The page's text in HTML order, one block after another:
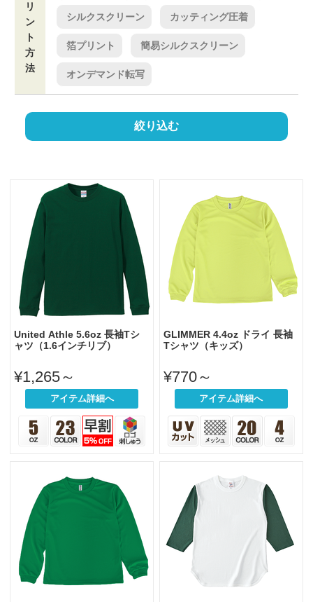
リ
ン
ト
方
法
シルクスクリーン カッティング圧着
箔プリント 簡易シルクスクリーン
オンデマンド転写
United Athle 5.6oz 長袖Tシ
ャツ（1.6インチリブ）
¥1,265～
アイテム詳細へ
GLIMMER 4.4oz ドライ 長袖
Tシャツ（キッズ）
¥770～
アイテム詳細へ